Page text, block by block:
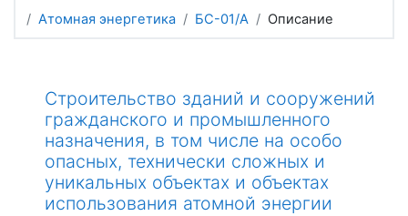
Атомная энергетика
БС-01/А Описание
Строительство зданий и сооружений
гражданского и промышленного
назначения, в том числе на особо
опасных, технически сложных и
уникальных объектах и объектах
использования атомной энергии